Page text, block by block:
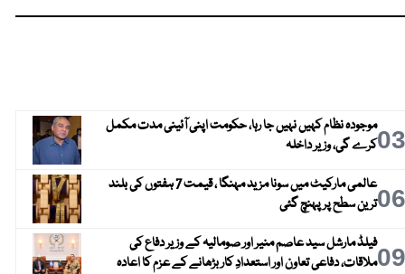
03موجودہ نظام کہیں نہیں جا رہا، حکومت اپنی آئینی مدت مکمل
کرے گی، وزیر داخلہ
06
عالمی مارکیٹ میں سونا مزید مہنگا ، قیمت 7 ہفتوں کی بلند
ترین سطح پر پہنچ گئی
09فیلڈ مارشل سید عاصم منیر اور صومالیہ کے وزیر دفاع کی
ملاقات، دفاعی تعاون اور استعدادِ کار بڑھانے کے عزم کا اعادہ